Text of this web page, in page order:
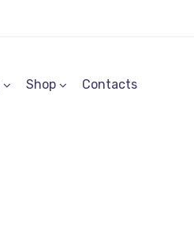
Shop Contacts